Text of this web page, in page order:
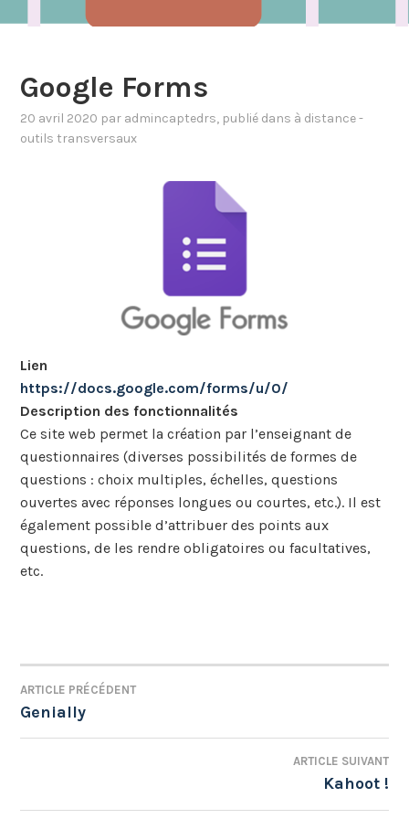
Google Forms
20 avril 2020 par admincaptedrs, publié dans à distance -
outils transversaux
Lien
https://docs.google.com/forms/u/0/
Description des fonctionnalités
Ce site web permet la création par l’enseignant de
questionnaires (diverses possibilités de formes de
questions : choix multiples, échelles, questions
ouvertes avec réponses longues ou courtes, etc.). Il est
également possible d’attribuer des points aux
questions, de les rendre obligatoires ou facultatives,
etc.
NAVIGATION
DE
ARTICLE PRÉCÉDENT
Genially
ARTICLE SUIVANT
Kahoot !